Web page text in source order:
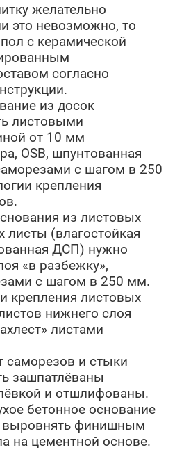
желательно
это невозможно, то
с керамической
согласно
из досок
листовыми
от 10 мм
OSB, шпунтованная
с шагом в 250
крепления
из листовых
листы (влагостойкая
ДСП) нужно
«в разбежку»,
с шагом в 250 мм.
крепления листовых
нижнего слоя
листами
саморезов и стыки
зашпатлёваны
и отшлифованы.
бетонное основание
выровнять финишным
на цементной основе.